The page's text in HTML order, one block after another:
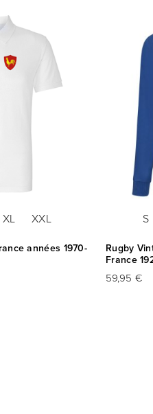
XL XXL
années 1970-
S
Rugby
France
59,95 €